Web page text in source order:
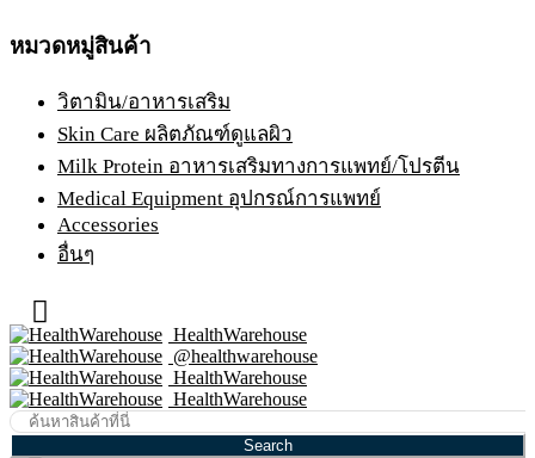
หมวดหมู่สินค้า
วิตามิน/อาหารเสริม
Skin Care ผลิตภัณฑ์ดูแลผิว
Milk Protein อาหารเสริมทางการแพทย์/โปรตีน
Medical Equipment อุปกรณ์การแพทย์
Accessories
อื่นๆ
HealthWarehouse
@healthwarehouse
HealthWarehouse
HealthWarehouse